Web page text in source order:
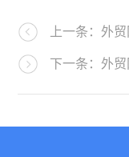
上一条：外
下一条：外贸